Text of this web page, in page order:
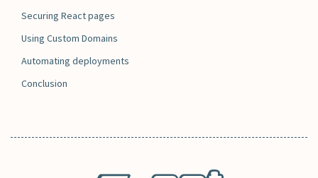
Securing React pages
Using Custom Domains
Automating deployments
Conclusion